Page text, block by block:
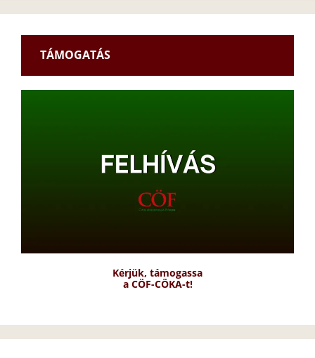
TÁMOGATÁS
Kérjük, támogassa
a CÖF-CÖKA-t!